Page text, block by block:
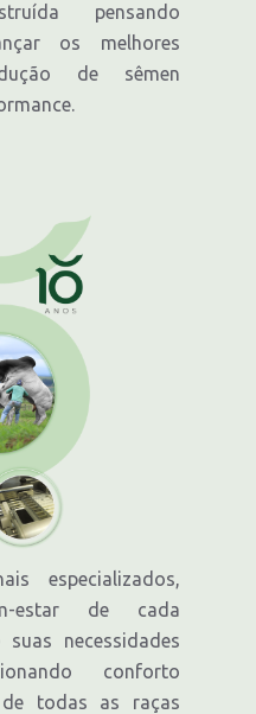
pensando
os melhores
de sêmen
especializados,
estar de cada
necessidades
conforto
todas as raças